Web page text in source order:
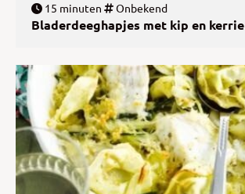
15 minuten Onbekend
Bladerdeeghapjes met kip en kerrie